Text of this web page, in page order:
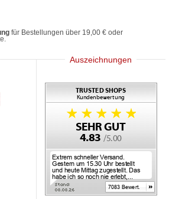
für Bestellungen über 19,00 € oder
Auszeichnungen